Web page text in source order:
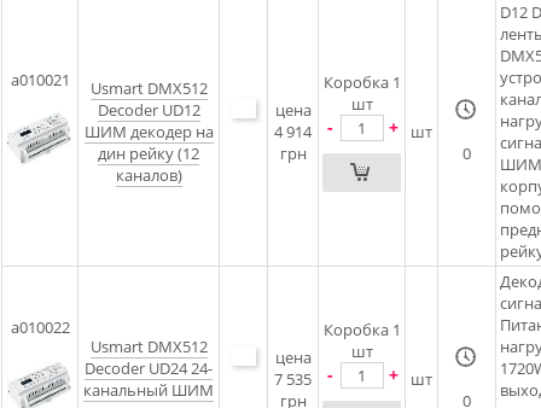
a010021
Usmart DMX512
Decoder UD12
ШИМ декодер на
дин рейку (12
каналов)
цена
4 914
грн
Коробка 1
шт
- +
шт
0
D12
a010022
Usmart DMX512
Decoder UD24 24-
канальный ШИМ
цена
7 535
грн
Коробка 1
шт
- +
шт
0